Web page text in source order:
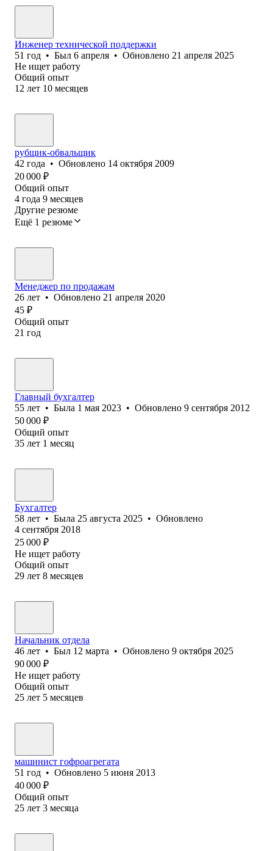
Инженер технической поддержки
51 год • Был 6 апреля • Обновлено 21 апреля 2025
Не ищет работу
Общий опыт
12 лет 10 месяцев
рубщик-обвальщик
42 года • Обновлено 14 октября 2009
20 000 ₽
Общий опыт
4 года 9 месяцев
Другие резюме
Ещё 1 резюме
Менеджер по продажам
26 лет • Обновлено 21 апреля 2020
45 ₽
Общий опыт
21 год
Главный бухгалтер
55 лет • Была 1 мая 2023 • Обновлено 9 сентября 2012
50 000 ₽
Общий опыт
35 лет 1 месяц
Бухгалтер
58 лет • Была 25 августа 2025 • Обновлено
4 сентября 2018
25 000 ₽
Не ищет работу
Общий опыт
29 лет 8 месяцев
Начальник отдела
46 лет • Был 12 марта • Обновлено 9 октября 2025
90 000 ₽
Не ищет работу
Общий опыт
25 лет 5 месяцев
машинист гофроагрегата
51 год • Обновлено 5 июня 2013
40 000 ₽
Общий опыт
25 лет 3 месяца